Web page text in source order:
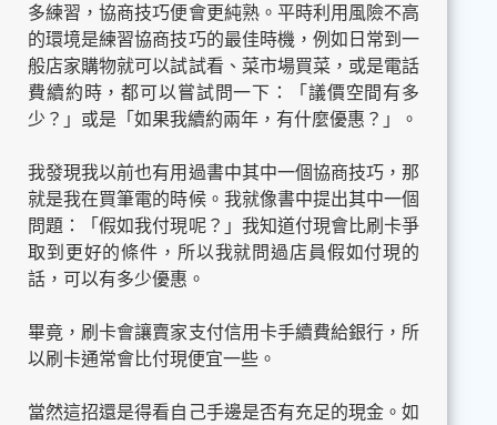
多練習，協商技巧便會更純熟。平時利用風險不高
的環境是練習協商技巧的最佳時機，例如日常到一
般店家購物就可以試試看、菜市場買菜，或是電話
費續約時，都可以嘗試問一下：「議價空間有多
少？」或是「如果我續約兩年，有什麼優惠？」。
我發現我以前也有用過書中其中一個協商技巧，那
就是我在買筆電的時候。我就像書中提出其中一個
問題：「假如我付現呢？」我知道付現會比刷卡爭
取到更好的條件，所以我就問過店員假如付現的
話，可以有多少優惠。
畢竟，刷卡會讓賣家支付信用卡手續費給銀行，所
以刷卡通常會比付現便宜一些。
當然這招還是得看自己手邊是否有充足的現金。如